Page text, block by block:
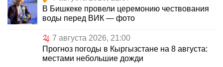
В Бишкеке провели церемонию чествования
воды перед ВИК — фото
7 августа 2026, 21:00
Прогноз погоды в Кыргызстане на 8 августа:
местами небольшие дожди